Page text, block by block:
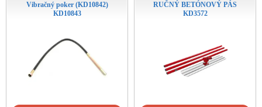
Vibračný poker (KD10842)
KD10843
RUČNÝ BETÓNOVÝ PÁS
KD3572